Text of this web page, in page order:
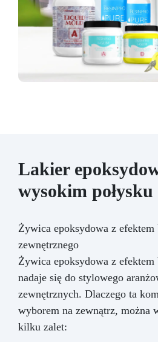
Lakier
wysokim
Żywica epoksydowa z
zewnętrznego
Żywica epoksydowa z efektem
nadaje się do stylowego
zewnętrznych. Dlaczego ta
wyborem na zewnątrz, można
kilku zalet: